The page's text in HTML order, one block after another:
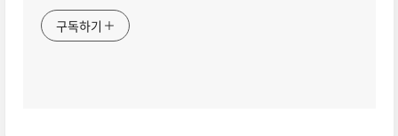
구독하기